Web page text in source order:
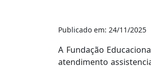
Publicado em: 24/11/2025
A Fundação
atendimento